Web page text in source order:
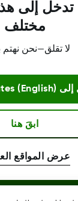
إلى هذا
مختلف
نهتم بالأمر
States
ابقَ هنا
المواقع العالمية